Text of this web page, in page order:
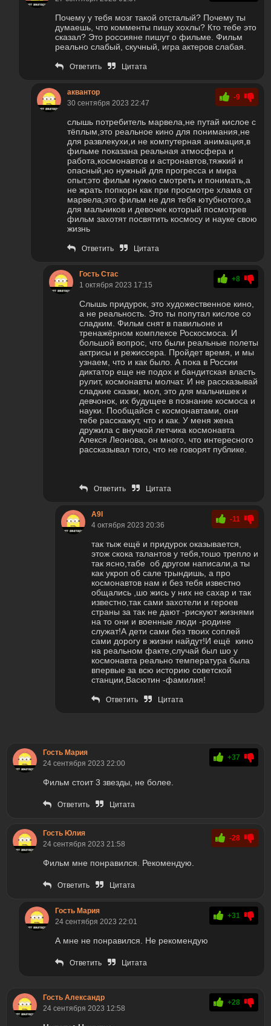
Почему у тебя мозг такой отсталый? Почему ты
думаешь, что комменты пишу хохлы? Кто тебе это
сказал? Это россияне пишут о фильме. Фильм
реально слабый, скучный, игра актеров слабая.
Ответить Цитата
аквантор
30 сентября 2023 22:47
-9
слышь потребитель марвела,не путай кислое с
тёплым,это реальное кино для понимания,не
для развлекухи,и не компутерная анимация,в
фильме показана реальная атмосфера и
работа,космонавтов и астронавтов,тяжкий и
опасный,но нужный для прогресса и мира
опыт,это фильм нужно смотреть и понимать,а
не жрать попкорн как при просмотре хлама от
марвела,это фильм не для тебя ютубнотого,а
для мальчиков и девочек который посмотрев
фильм захотят посвятить космосу и науке свою
жизнь
Ответить Цитата
Гость Стас
1 октября 2023 17:15
+8
Слышь придурок, это художественное кино,
а не реальность. Это ты попутал кислое со
сладким. Фильм снят в павильоне и
тренажёрном комплексе Роскосмоса. И
большой вопрос, что были реальные полеты
актрисы и режиссера. Пройдет время, и мы
узнаем, что и как было. А пока в России
диктатор еще не подох и бандитская власть
рулит, космонавты молчат. И не рассказывай
сладкие сказки, мол, это для мальчишек и
девчонок, их будущее в познание космоса и
науки. Пообщайся с космонавтами, они
тебе расскажут, что и как. У меня жена
дружила с внучкой летчика космонавта
Алекся Леонова, он много, что интересного
рассказывал того, что не говорят публике.
Ответить Цитата
A9I
4 октября 2023 20:36
-11
так тыж ещё и придурок оказывается,
этож скока талантов у тебя,тошо трепло и
так ясно,табе об другом написали,а ты
как укроп об сале трындишь, а про
космонавтов нам и без тебя известно
общались ,шо жись у них не сахар и так
известно,так сами захотели и героев
страны за так не дают -рискуют жизнями
на то они и военные люди -родине
служат!А дети сами без твоих соплей
сами дорогу в жизни найдут!И ещё кино
на реальном факте,случай был шо у
космонавта реально температура была
впервые за всю историю советской
станции,Васютин -фамилия!
Ответить Цитата
Гость Мария
24 сентября 2023 22:00
+37
Фильм стоит 3 звезды, не более.
Ответить Цитата
Гость Юлия
24 сентября 2023 21:58
-28
Фильм мне понравился. Рекомендую.
Ответить Цитата
Гость Мария
24 сентября 2023 22:01
+31
А мне не понравился. Не рекомендую
Ответить Цитата
Гость Александр
24 сентября 2023 12:58
+28